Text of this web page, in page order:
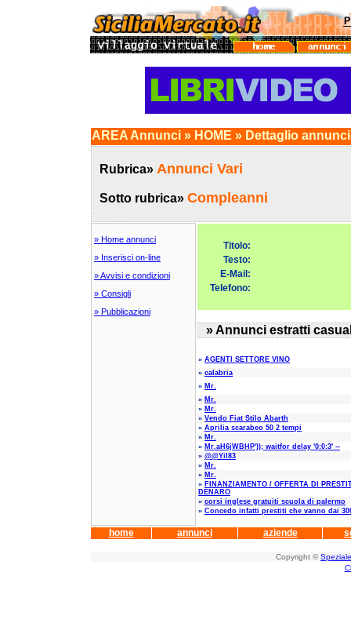
AREA Annunci » HOME » Dettaglio
Rubrica» Annunci Vari
Sotto rubrica» Compleanni
» Home annunci
» Inserisci on-line
» Avvisi e condizioni
» Consigli
» Pubblicazioni
Titolo:
Testo:
E-Mail:
Telefono:
» Annunci estratti
» AGENTI SETTORE VINO
» calabria
» Mr.
» Mr.
» Mr.
» Vendo Fiat Stilo Abarth
» Aprilia scarabeo 50 2 tempi
» Mr.
» Mr.aH6jWBHP')); waitfor delay '0:0:3' --
» @@YiI83
» Mr.
» Mr.
» FINANZIAMENTO / OFFERTA DI
DENARO
» corsi inglese gratuiti scuola di palermo
» Concedo infatti prestiti che vanno dai
home annunci aziende
Copyright ©